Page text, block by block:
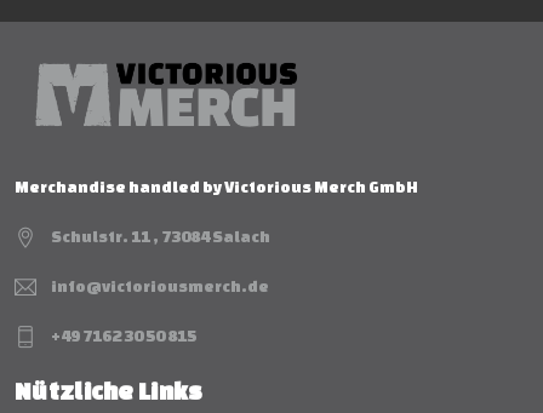
Merchandise handled by Victorious Merch GmbH
Schulstr. 11 , 73084 Salach
info@victoriousmerch.de
+49 7162 30 50 815
Nützliche Links